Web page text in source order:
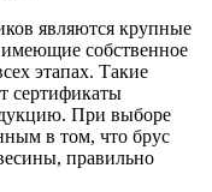
являются крупные
собственное
этапах. Такие
сертификаты
При выборе
в том, что брус
правильно